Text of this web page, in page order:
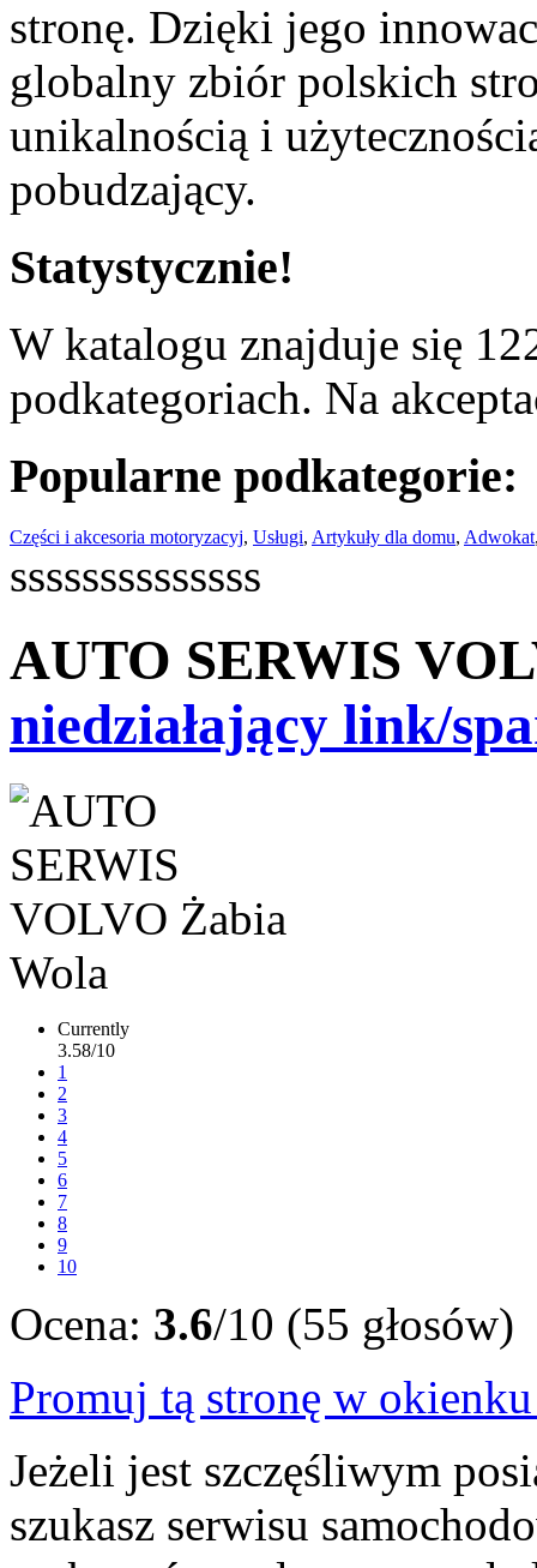
stronę. Dzięki jego
globalny zbiór polskich
unikalnością i
pobudzający.
Statystycznie!
W katalogu znajduje się
podkategoriach. Na
Popularne podkategorie:
Części i akcesoria motoryzacyj, Usługi, Artykuły dla domu, Adwokat
ssssssssssssss
AUTO SERWIS
niedziałający link/
Currently
3.58/10
1
2
3
4
5
6
7
8
9
10
Ocena: 3.6/10 (55 głosów)
Promuj tą stronę w
Jeżeli jest szczęśliwym
szukasz serwisu